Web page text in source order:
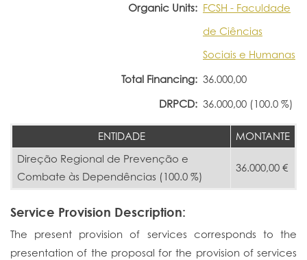
Organic Units: FCSH - Faculdade
de Ciências
Sociais e Humanas
Total Financing: 36.000,00
DRPCD: 36.000,00 (100.0 %)
ENTIDADE
MONTANTE
Direção Regional de Prevenção e
Combate às Dependências (100.0 %)
36.000,00 €
Service Provision Description:
The present provision of services corresponds to the
presentation of the proposal for the provision of services